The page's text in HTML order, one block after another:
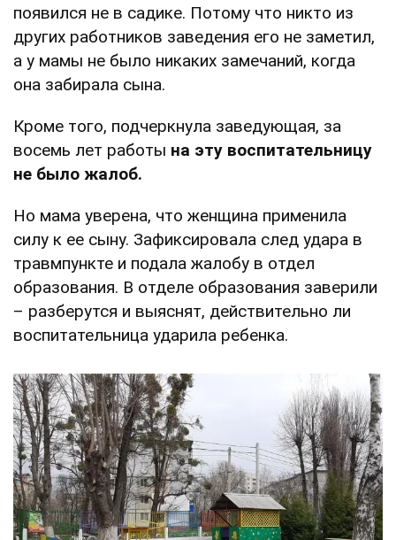
появился не в садике. Потому что никто из
других работников заведения его не заметил,
а у мамы не было никаких замечаний, когда
она забирала сына.
Кроме того, подчеркнула заведующая, за
восемь лет работы на эту воспитательницу
не было жалоб.
Но мама уверена, что женщина применила
силу к ее сыну. Зафиксировала след удара в
травмпункте и подала жалобу в отдел
образования. В отделе образования заверили
– разберутся и выяснят, действительно ли
воспитательница ударила ребенка.